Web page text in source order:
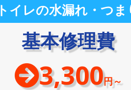
トイレの水漏れ・つま
基本修理費
3,300円～